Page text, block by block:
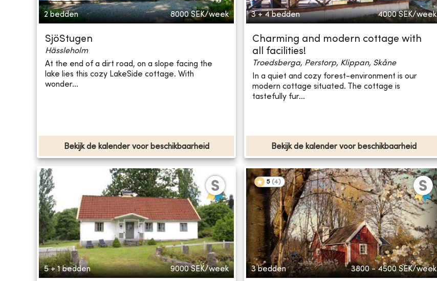
2 bedden 8000 SEK/week
SjöStugen
Hässleholm
At the end of a dirt road, on a slope facing the
lake lies this cozy LakeSide cottage. With
wonder...
Bekijk de kalender voor beschikbaarheid
3 + 4 bedden 4000 SEK/week
Charming and modern cottage with
all facilities!
Troedsberga, Perstorp, Klippan, Skåne
In a quiet and cozy forest-environment is our
modern cottage situated. The cottage is
tastefully fur...
Bekijk de kalender voor beschikbaarheid
5 + 1 bedden 9000 SEK/week
5 (4)
3 bedden 3800 - 4500 SEK/week